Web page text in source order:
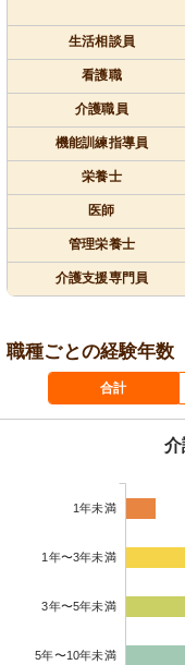
生活相談員
看護職
介護職員
機能訓練指導員
栄養士
医師
管理栄養士
介護支援専門員
職種ごとの経験年数
合計
1年未満
1年〜3年未満
3年〜5年未満
5年〜10年未満